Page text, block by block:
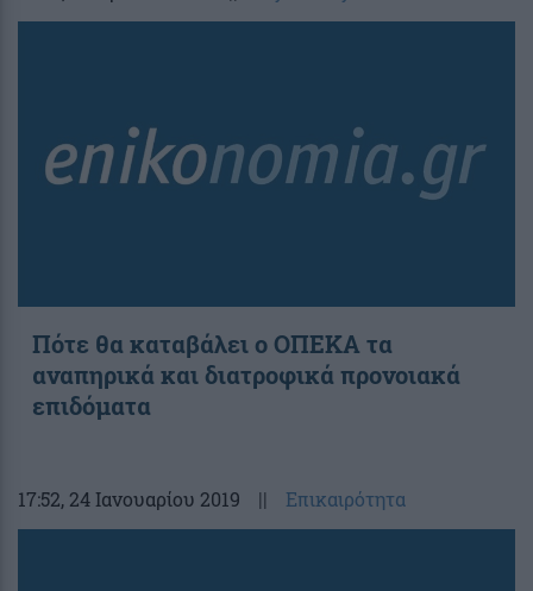
Πότε θα καταβάλει ο ΟΠΕΚΑ τα
αναπηρικά και διατροφικά προνοιακά
επιδόματα
17:52, 24 Ιανουαρίου 2019 || Επικαιρότητα